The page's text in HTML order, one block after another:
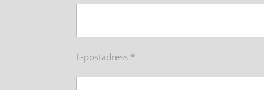
E-postadress *